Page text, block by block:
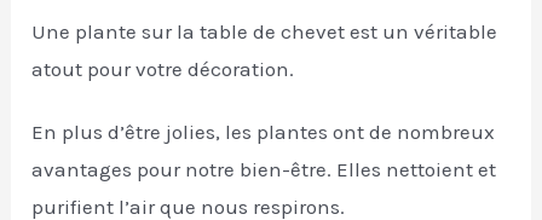
Une plante sur la table de chevet est un véritable
atout pour votre décoration.
En plus d’être jolies, les plantes ont de nombreux
avantages pour notre bien-être. Elles nettoient et
purifient l’air que nous respirons.